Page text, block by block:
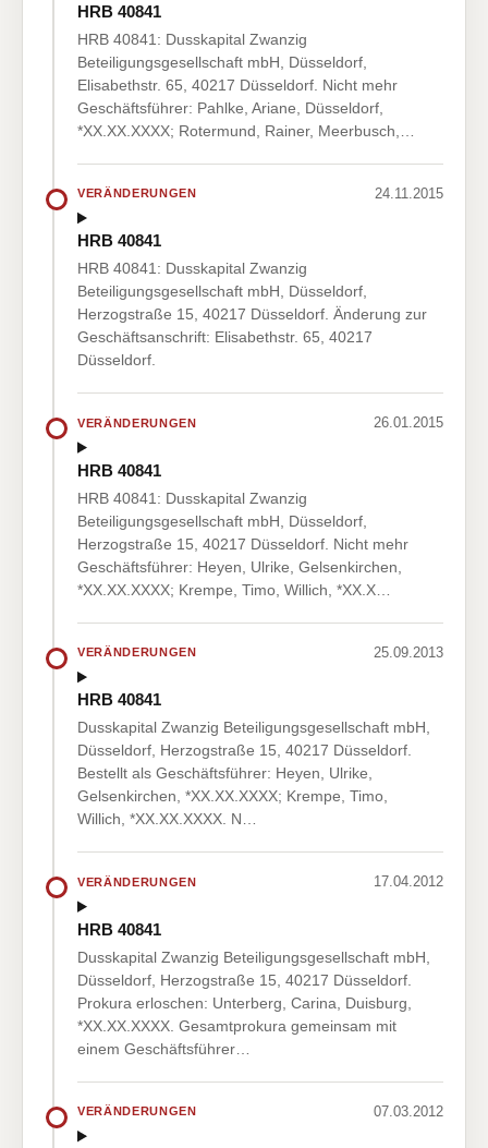
HRB 40841
HRB 40841: Dusskapital Zwanzig
Beteiligungsgesellschaft mbH, Düsseldorf,
Elisabethstr. 65, 40217 Düsseldorf. Nicht mehr
Geschäftsführer: Pahlke, Ariane, Düsseldorf,
*XX.XX.XXXX; Rotermund, Rainer, Meerbusch,…
VERÄNDERUNGEN 24.11.2015
HRB 40841
HRB 40841: Dusskapital Zwanzig
Beteiligungsgesellschaft mbH, Düsseldorf,
Herzogstraße 15, 40217 Düsseldorf. Änderung zur
Geschäftsanschrift: Elisabethstr. 65, 40217
Düsseldorf.
VERÄNDERUNGEN 26.01.2015
HRB 40841
HRB 40841: Dusskapital Zwanzig
Beteiligungsgesellschaft mbH, Düsseldorf,
Herzogstraße 15, 40217 Düsseldorf. Nicht mehr
Geschäftsführer: Heyen, Ulrike, Gelsenkirchen,
*XX.XX.XXXX; Krempe, Timo, Willich, *XX.X…
VERÄNDERUNGEN 25.09.2013
HRB 40841
Dusskapital Zwanzig Beteiligungsgesellschaft mbH,
Düsseldorf, Herzogstraße 15, 40217 Düsseldorf.
Bestellt als Geschäftsführer: Heyen, Ulrike,
Gelsenkirchen, *XX.XX.XXXX; Krempe, Timo,
Willich, *XX.XX.XXXX. N…
VERÄNDERUNGEN 17.04.2012
HRB 40841
Dusskapital Zwanzig Beteiligungsgesellschaft mbH,
Düsseldorf, Herzogstraße 15, 40217 Düsseldorf.
Prokura erloschen: Unterberg, Carina, Duisburg,
*XX.XX.XXXX. Gesamtprokura gemeinsam mit
einem Geschäftsführer…
VERÄNDERUNGEN 07.03.2012